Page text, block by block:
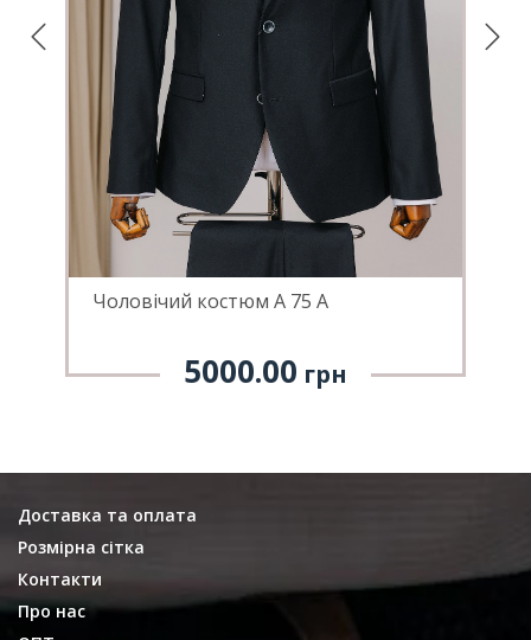
Чоловічий костюм А 75 А
5000.00 грн
Доставка та оплата
Розмірна сітка
Контакти
Про нас